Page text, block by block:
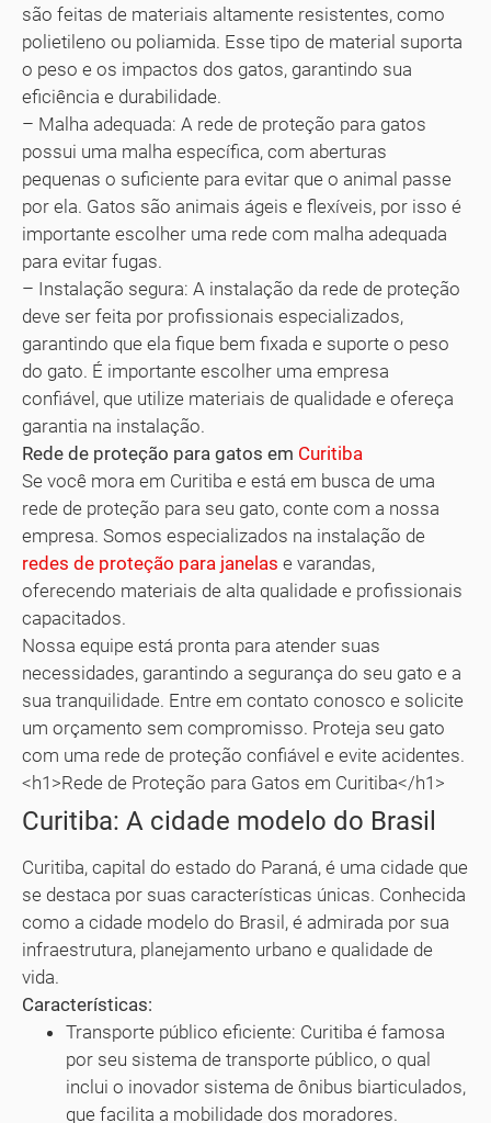
são feitas de materiais altamente resistentes, como
polietileno ou poliamida. Esse tipo de material suporta
o peso e os impactos dos gatos, garantindo sua
eficiência e durabilidade.
– Malha adequada: A rede de proteção para gatos
possui uma malha específica, com aberturas
pequenas o suficiente para evitar que o animal passe
por ela. Gatos são animais ágeis e flexíveis, por isso é
importante escolher uma rede com malha adequada
para evitar fugas.
– Instalação segura: A instalação da rede de proteção
deve ser feita por profissionais especializados,
garantindo que ela fique bem fixada e suporte o peso
do gato. É importante escolher uma empresa
confiável, que utilize materiais de qualidade e ofereça
garantia na instalação.
Rede de proteção para gatos em Curitiba
Se você mora em Curitiba e está em busca de uma
rede de proteção para seu gato, conte com a nossa
empresa. Somos especializados na instalação de
redes de proteção para janelas e varandas,
oferecendo materiais de alta qualidade e profissionais
capacitados.
Nossa equipe está pronta para atender suas
necessidades, garantindo a segurança do seu gato e a
sua tranquilidade. Entre em contato conosco e solicite
um orçamento sem compromisso. Proteja seu gato
com uma rede de proteção confiável e evite acidentes.
<h1>Rede de Proteção para Gatos em Curitiba</h1>
Curitiba: A cidade modelo do Brasil
Curitiba, capital do estado do Paraná, é uma cidade que
se destaca por suas características únicas. Conhecida
como a cidade modelo do Brasil, é admirada por sua
infraestrutura, planejamento urbano e qualidade de
vida.
Características:
Transporte público eficiente: Curitiba é famosa
por seu sistema de transporte público, o qual
inclui o inovador sistema de ônibus biarticulados,
que facilita a mobilidade dos moradores.